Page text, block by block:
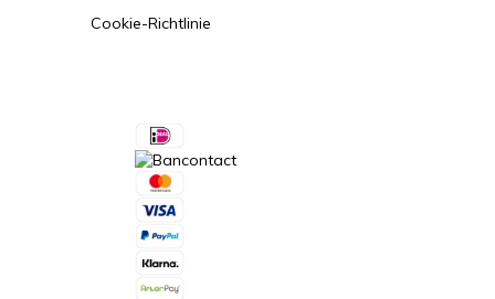
Cookie-Richtlinie